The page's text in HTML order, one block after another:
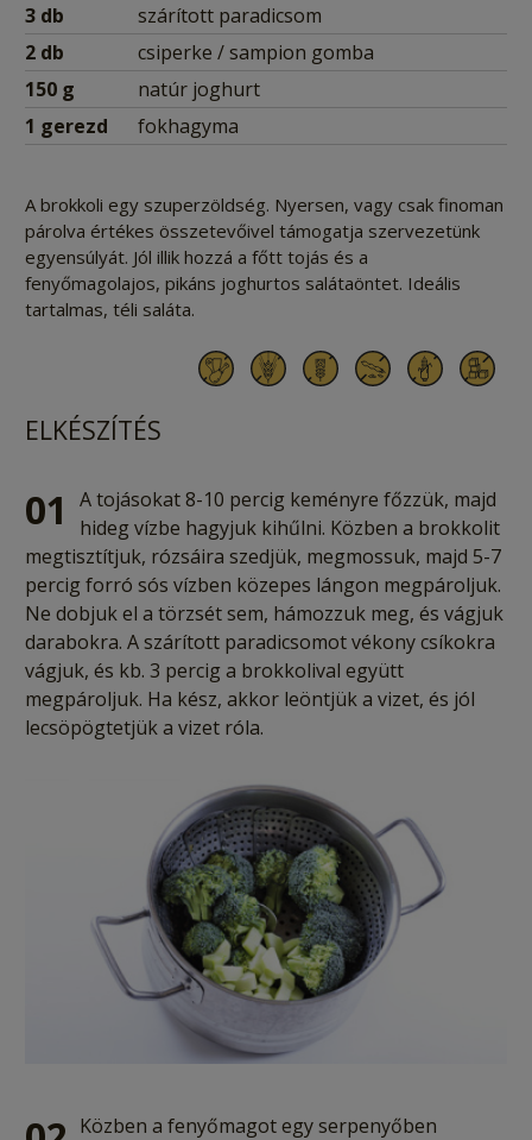
3 db
szárított paradicsom
2 db
csiperke / sampion gomba
150 g
natúr joghurt
1 gerezd fokhagyma
A brokkoli egy szuperzöldség. Nyersen, vagy csak finoman
párolva értékes összetevőivel támogatja szervezetünk
egyensúlyát. Jól illik hozzá a főtt tojás és a
fenyőmagolajos, pikáns joghurtos salátaöntet. Ideális
tartalmas, téli saláta.
ELKÉSZÍTÉS
01
A tojásokat 8-10 percig keményre főzzük, majd
hideg vízbe hagyjuk kihűlni. Közben a brokkolit
megtisztítjuk, rózsáira szedjük, megmossuk, majd 5-7
percig forró sós vízben közepes lángon megpároljuk.
Ne dobjuk el a törzsét sem, hámozzuk meg, és vágjuk
darabokra. A szárított paradicsomot vékony csíkokra
vágjuk, és kb. 3 percig a brokkolival együtt
megpároljuk. Ha kész, akkor leöntjük a vizet, és jól
lecsöpögtetjük a vizet róla.
Közben a fenyőmagot egy serpenyőben